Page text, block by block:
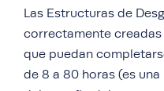
Las Estructuras de
correctamente
que puedan
de 8 a 80 horas (es